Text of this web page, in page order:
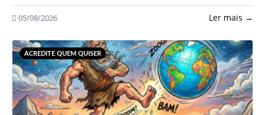
05/08/2026 Ler mais →
ACREDITE QUEM QUISER